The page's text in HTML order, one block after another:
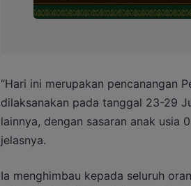
“Hari ini merupakan pencanangan
dilaksanakan pada tanggal 23-29
lainnya, dengan sasaran anak usia
jelasnya.
Ia menghimbau kepada seluruh